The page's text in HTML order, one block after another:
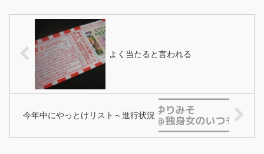
くじを引いたら末吉で こ
よく当たると言われる
今年中にやっとけリスト～進行状況